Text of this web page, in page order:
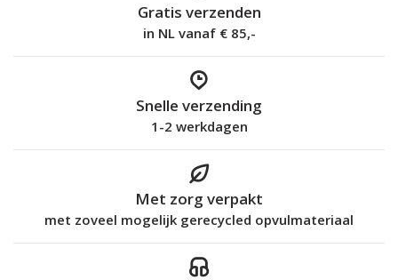
Gratis verzenden
in NL vanaf € 85,-
Snelle verzending
1-2 werkdagen
Met zorg verpakt
met zoveel mogelijk gerecycled opvulmateriaal